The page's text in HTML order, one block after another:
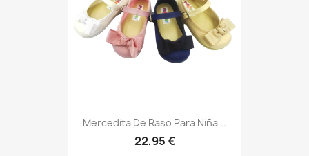
Mercedita De Raso Para Niña...
22,95 €